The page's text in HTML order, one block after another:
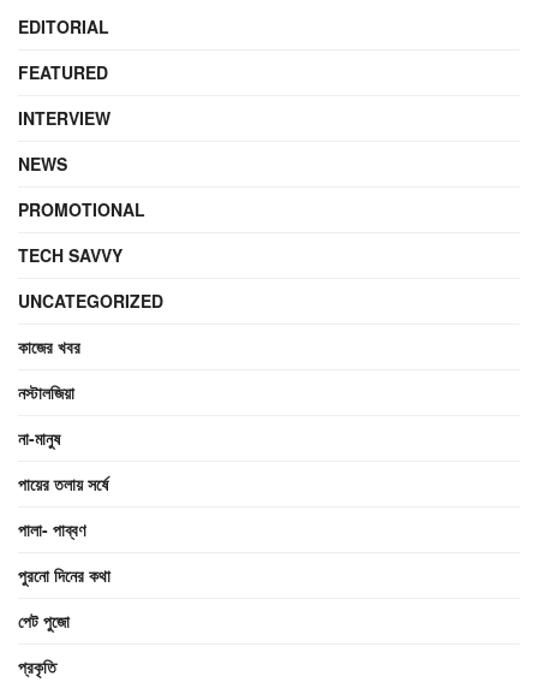
EDITORIAL
FEATURED
INTERVIEW
NEWS
PROMOTIONAL
TECH SAVVY
UNCATEGORIZED
কাজের খবর
নস্টালজিয়া
না-মানুষ
পায়ের তলায় সর্ষে
পালা- পাব্বণ
পুরনো দিনের কথা
পেট পুজো
প্রকৃতি